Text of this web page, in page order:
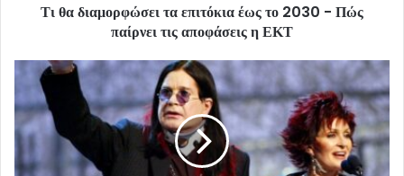
Τι θα διαμορφώσει τα επιτόκια έως το 2030 - Πώς
παίρνει τις αποφάσεις η ΕΚΤ